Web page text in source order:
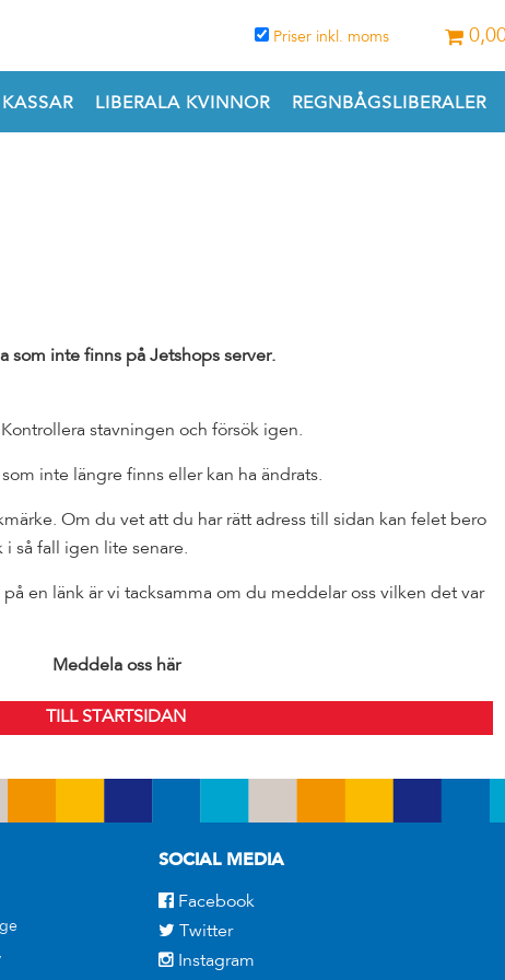
Priser inkl. moms
LIBERALA KVINNOR REGNBÅGSLIBERALER
som inte finns på Jetshops server.
stavningen och försök igen.
inte längre finns eller kan ha ändrats.
Om du vet att du har rätt adress till sidan kan felet bero
så fall igen lite senare.
en länk är vi tacksamma om du meddelar oss vilken det var
Meddela oss här
TILL STARTSIDAN
SOCIAL MEDIA
Facebook
Twitter
Instagram